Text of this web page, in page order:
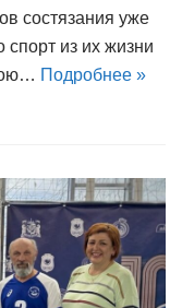
состязания уже
спорт из их жизни
Подробнее »